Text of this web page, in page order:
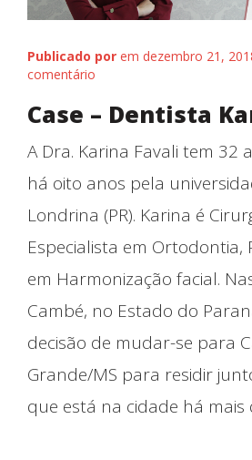
Publicado por em dezembro 21,
comentário
Case – Dentista
A Dra. Karina Favali tem 32
há oito anos pela
Londrina (PR). Karina é
Especialista em Ortodontia,
em Harmonização facial.
Cambé, no Estado do
decisão de mudar-se para
Grande/MS para residir
que está na cidade há mais